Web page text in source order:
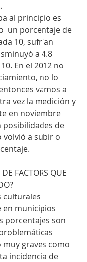
al principio es
un porcentaje de
10, sufrían
a 4.8
En el 2012 no
no lo
vamos a
vez la medición y
en noviembre
posibilidades de
volvió a subir o
FACTORS QUE
culturales
municipios
porcentajes son
muy graves como
incidencia de